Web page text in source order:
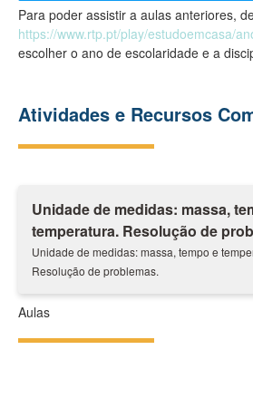
Para poder assistir a aulas anteriores,
https://www.rtp.pt/play/estudoemcasa/
escolher o ano de escolaridade e a
Atividades e Recursos
Unidade de medidas: massa,
temperatura. Resolução de
Unidade de medidas: massa, tempo e
Resolução de problemas.
Aulas